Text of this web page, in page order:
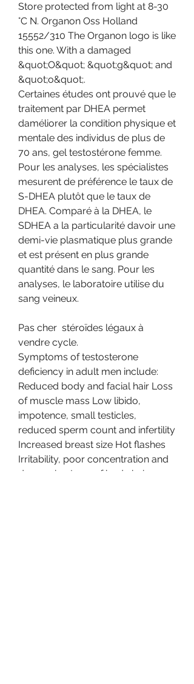
Store protected from light at 8-30
°C N. Organon Oss Holland
15552/310 The Organon logo is like
this one. With a damaged
&quot;O&quot; &quot;g&quot; and
&quot;o&quot;.
Certaines études ont prouvé que le
traitement par DHEA permet
daméliorer la condition physique et
mentale des individus de plus de
70 ans, gel testostérone femme.
Pour les analyses, les spécialistes
mesurent de préférence le taux de
S-DHEA plutôt que le taux de
DHEA. Comparé à la DHEA, le
SDHEA a la particularité davoir une
demi-vie plasmatique plus grande
et est présent en plus grande
quantité dans le sang. Pour les
analyses, le laboratoire utilise du
sang veineux.
Pas cher  stéroïdes légaux à
vendre cycle.
Symptoms of testosterone
deficiency in adult men include:
Reduced body and facial hair Loss
of muscle mass Low libido,
impotence, small testicles,
reduced sperm count and infertility
Increased breast size Hot flashes
Irritability, poor concentration and
depression Loss of body hair